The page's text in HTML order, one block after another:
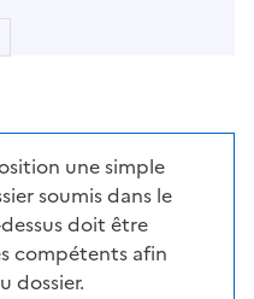
une simple
soumis dans le
doit être
compétents afin
dossier.